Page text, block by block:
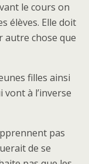
le cours on
élèves. Elle doit
autre chose que
filles ainsi
à l’inverse
pas
de se